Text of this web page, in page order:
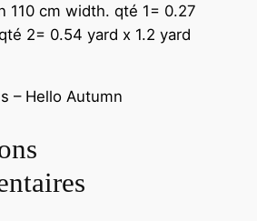
110 cm width. qté 1= 0.27
2= 0.54 yard x 1.2 yard
– Hello Autumn